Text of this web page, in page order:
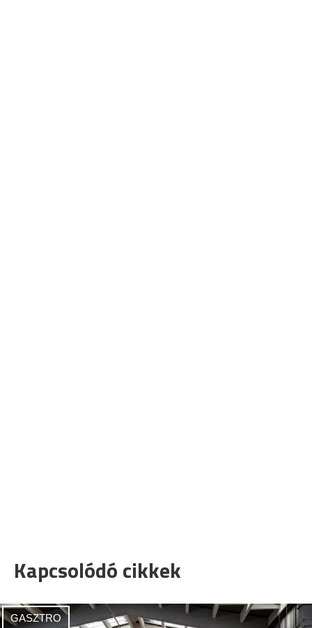
Kapcsolódó cikkek
GASZTRO